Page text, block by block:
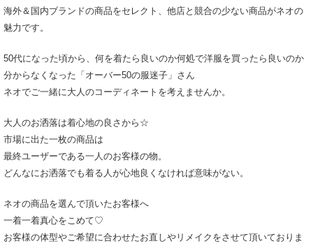
海外＆国内ブランドの商品をセレクト、他店と競合の少ない商品がネオの
魅力です。
50代になった頃から、何を着たら良いのか何処で洋服を買ったら良いのか
分からなくなった「オーバー50の服迷子」さん
ネオでご一緒に大人のコーディネートを考えませんか。
大人のお洒落は着心地の良さから☆
市場に出た一枚の商品は
最終ユーザーである一人のお客様の物。
どんなにお洒落でも着る人が心地良くなければ意味がない。
ネオの商品を選んで頂いたお客様へ
一着一着真心をこめて♡
お客様の体型やご希望に合わせたお直しやリメイクをさせて頂いておりま